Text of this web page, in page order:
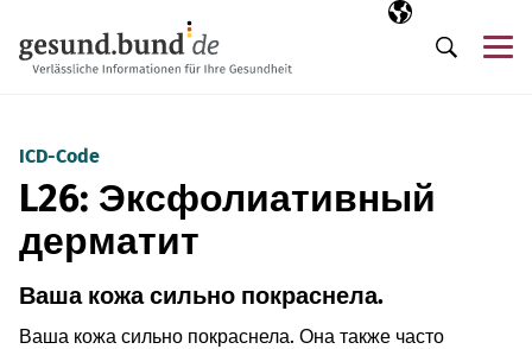
Выбранный
RU
Поиск
ICD-Code
L26: Эксфолиативный
дерматит
Ваша кожа сильно покраснела.
Ваша кожа сильно покраснела. Она также часто